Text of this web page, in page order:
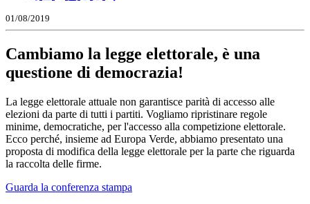
01/08/2019
Cambiamo la legge elettorale, è una
questione di democrazia!
La legge elettorale attuale non garantisce parità di accesso alle
elezioni da parte di tutti i partiti. Vogliamo ripristinare regole
minime, democratiche, per l'accesso alla competizione elettorale.
Ecco perché, insieme ad Europa Verde, abbiamo presentato una
proposta di modifica della legge elettorale per la parte che riguarda
la raccolta delle firme.
Guarda la conferenza stampa